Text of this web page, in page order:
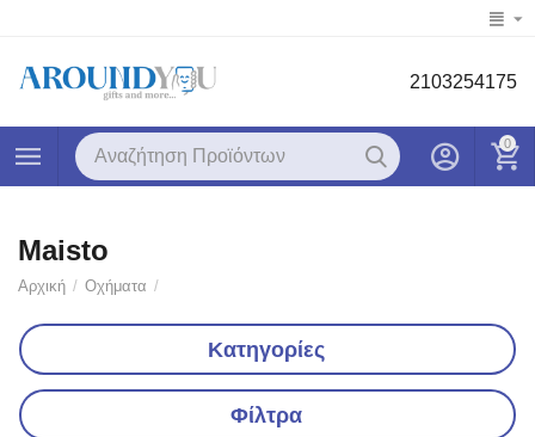
2103254175
0
Maisto
Αρχική / Οχήματα /
Κατηγορίες
Φίλτρα